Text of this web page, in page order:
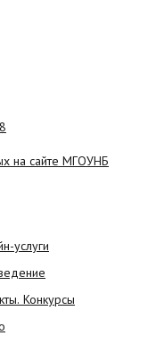
на сайте МГОУНБ
услуги
Конкурсы